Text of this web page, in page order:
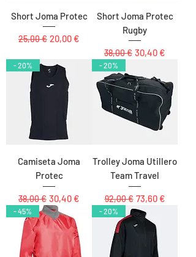
Short Joma Protec
Precio
25,00 € Precio de oferta
20,00 €
Short Joma Protec
Rugby
Precio
38,00 € Precio de oferta
30,40 €
- 20%
Camiseta Joma
Protec
Precio
38,00 € Precio de oferta
30,40 €
- 20%
Trolley Joma Utillero
Team Travel
Precio
92,00 € Precio de oferta
73,60 €
- 45% - 20%